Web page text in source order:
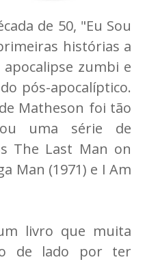
de 50, "Eu Sou
histórias a
zumbi e
pós-apocalíptico.
Matheson foi tão
uma série de
The Last Man on
Man (1971) e I Am
livro que muita
de lado por ter